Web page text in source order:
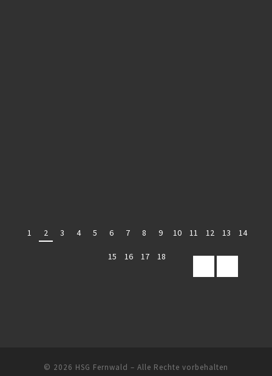
1 2 3 4 5 6 7 8 9 10 11 12 13 14
15 16 17 18
© 2026 HSG Fernwald – Alle Rechte vorbehalten